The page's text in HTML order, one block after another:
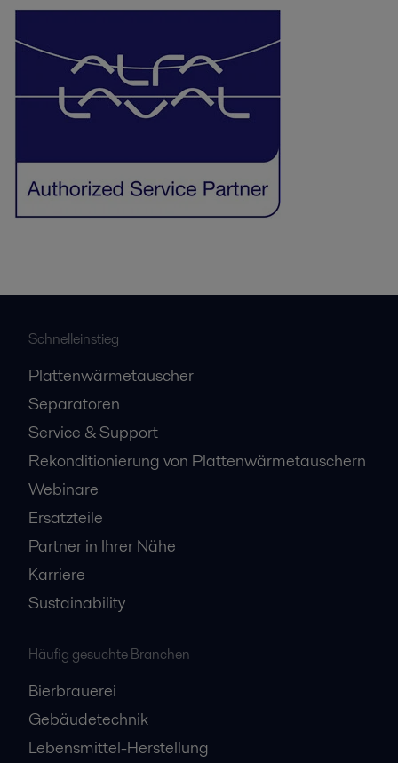
Schnelleinstieg
Plattenwärmetauscher
Separatoren
Service & Support
Rekonditionierung von Plattenwärmetauschern
Webinare
Ersatzteile
Partner in Ihrer Nähe
Karriere
Sustainability
Häufig gesuchte Branchen
Bierbrauerei
Gebäudetechnik
Lebensmittel-Herstellung